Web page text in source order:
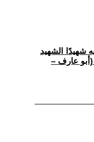
شهيدًا الشهيد
عارف –